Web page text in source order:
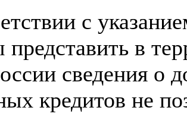
с
представить в
сведения о
кредитов не